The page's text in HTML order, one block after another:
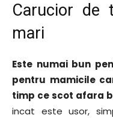
Carucior
mari
Este numai bun
pentru mamicile
timp ce scot afara
incat este usor,